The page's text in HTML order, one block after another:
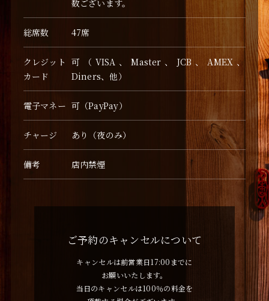
数ございます。
総席数 47席
クレジット
カード
可（VISA、Master、JCB、AMEX、
Diners、他）
電子マネー 可（PayPay）
チャージ あり（夜のみ）
備考 店内禁煙
ご予約のキャンセルについて
キャンセルは前営業日17:00までに
お願いいたします。
当日のキャンセルは100％の料金を